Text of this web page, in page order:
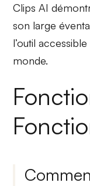
Clips AI
son large
l’outil
monde.